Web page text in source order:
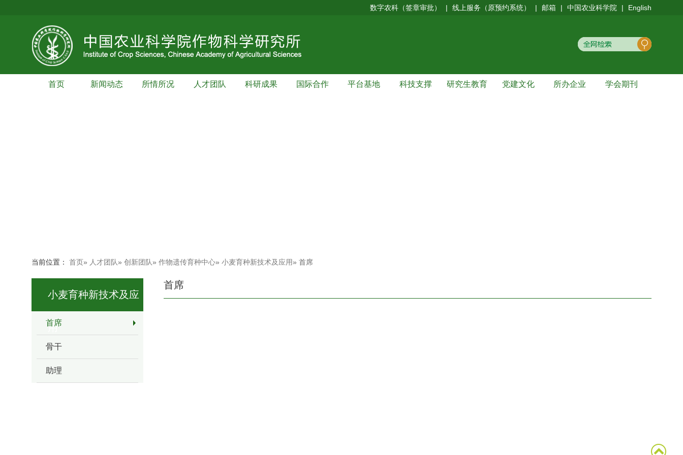
数字农科（签章审批） | 线上服务（原预约系统） | 邮箱 | 中国农业科学院 | English
首页 新闻动态 所情所况 人才团队 科研成果 国际合作 平台基地 科技支撑 研究生教育 党建文化 所办企业 学会期刊
当前位置： 首页» 人才团队» 创新团队» 作物遗传育种中心» 小麦育种新技术及应用» 首席
小麦育种新技术及应
用
首席
骨干
助理
首席